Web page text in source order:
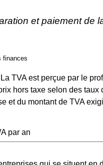
et paiement de
finances
TVA est perçue par le
hors taxe selon des taux
et du montant de TVA
par an